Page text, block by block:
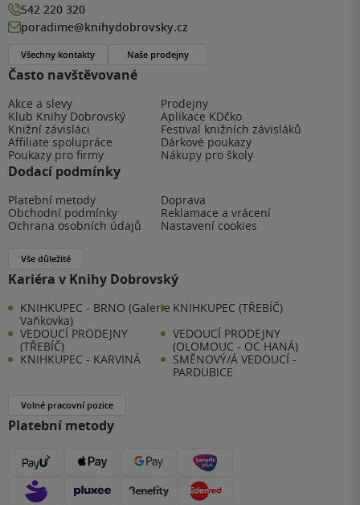
Často navštěvované
Akce a slevy
Prodejny
Klub Knihy Dobrovský
Aplikace KDčko
Knižní závisláci
Festival knižních závisláků
Affiliate spolupráce
Dárkové poukazy
Poukazy pro firmy
Nákupy pro školy
Dodací podmínky
Platební metody
Doprava
Obchodní podmínky
Reklamace a vrácení
Ochrana osobních údajů
Nastavení cookies
Vše důležité
Kariéra v Knihy Dobrovský
KNIHKUPEC - BRNO (Galerie
Vaňkovka)
KNIHKUPEC (TŘEBÍČ)
VEDOUCÍ PRODEJNY
(TŘEBÍČ)
VEDOUCÍ PRODEJNY
(OLOMOUC - OC HANÁ)
KNIHKUPEC - KARVINÁ
SMĚNOVÝ/Á VEDOUCÍ -
PARDUBICE
Volné pracovní pozice
Platební metody
542 220 320
poradime@knihydobrovsky.cz
Všechny kontakty Naše prodejny